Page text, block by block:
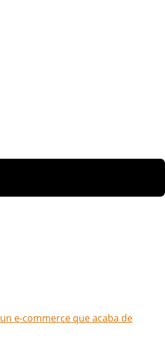
e-commerce que acaba de